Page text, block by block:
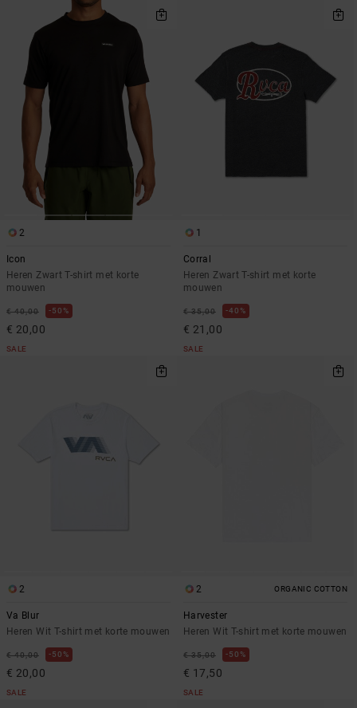
2
Icon
Heren Zwart T-shirt met korte
mouwen
€ 40,00 50%
€ 20,00
SALE
1
Corral
Heren Zwart T-shirt met korte
mouwen
€ 35,00 40%
€ 21,00
SALE
2
Va Blur
Heren Wit T-shirt met korte mouwen
€ 40,00 50%
€ 20,00
SALE
2 ORGANIC COTTON
Harvester
Heren Wit T-shirt met korte mouwen
€ 35,00 50%
€ 17,50
SALE